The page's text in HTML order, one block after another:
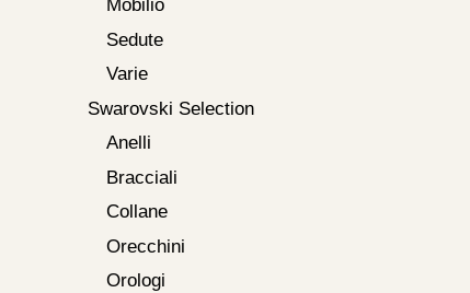
Mobilio
Sedute
Varie
Swarovski Selection
Anelli
Bracciali
Collane
Orecchini
Orologi